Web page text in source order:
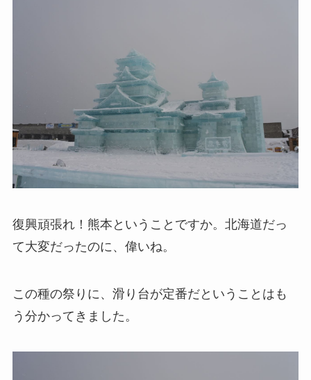
復興頑張れ！熊本ということですか。北海道だっ
て大変だったのに、偉いね。
この種の祭りに、滑り台が定番だということはも
う分かってきました。